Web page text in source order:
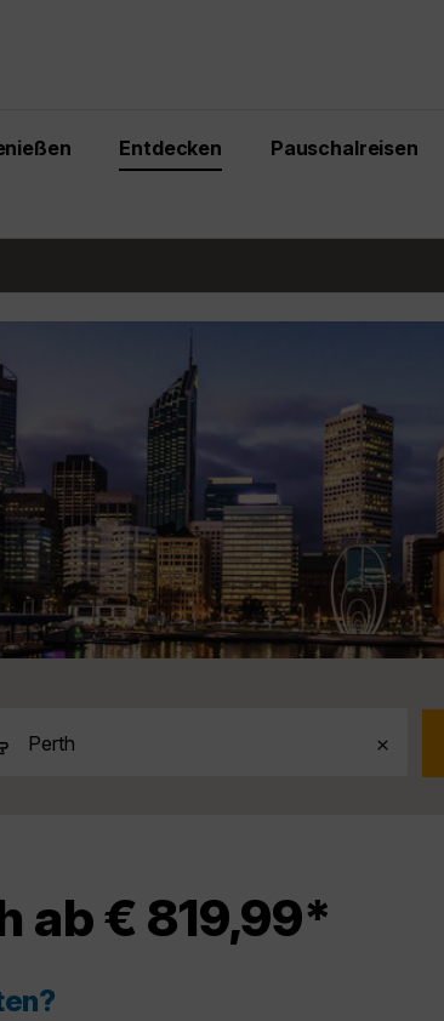
Entdecken Pauschalreisen
ab € 819,99*